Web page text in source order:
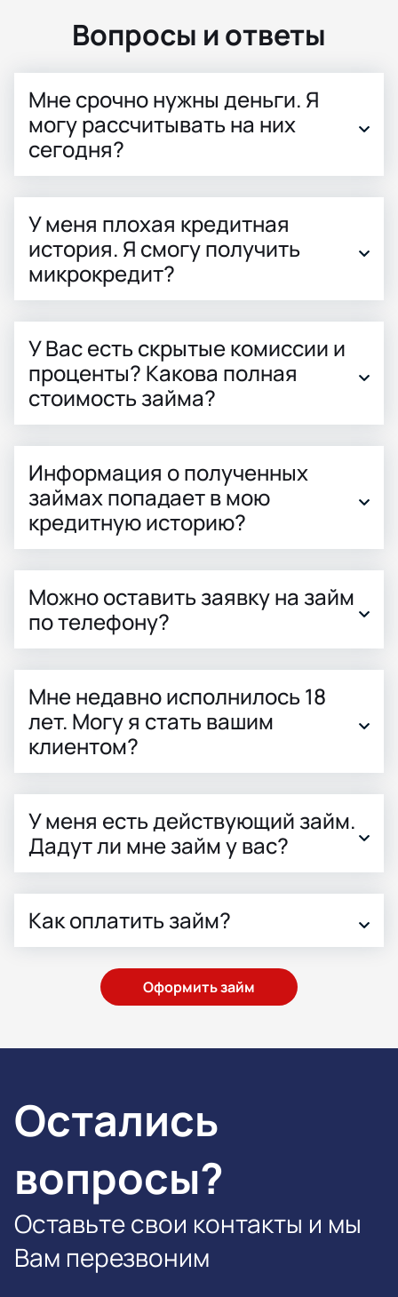
Вопросы и ответы
Мне срочно нужны деньги. Я
могу рассчитывать на них
сегодня?
У меня плохая кредитная
история. Я смогу получить
микрокредит?
У Вас есть скрытые комиссии и
проценты? Какова полная
стоимость займа?
Информация о полученных
займах попадает в мою
кредитную историю?
Можно оставить заявку на займ
по телефону?
Мне недавно исполнилось 18
лет. Могу я стать вашим
клиентом?
У меня есть действующий займ.
Дадут ли мне займ у вас?
Как оплатить займ?
Оформить займ
Остались
вопросы?
Оставьте свои контакты и мы
Вам перезвоним